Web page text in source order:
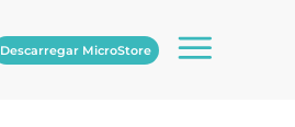
Descarregar MicroStore